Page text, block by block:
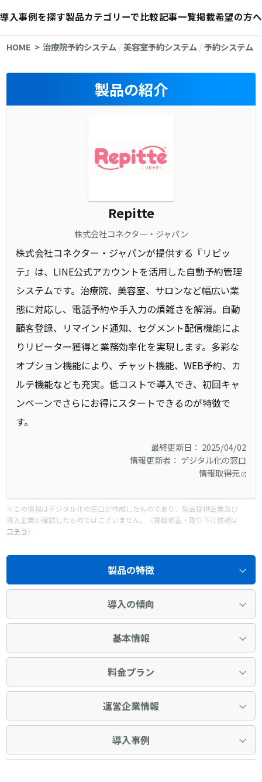
導入事例を探す製品カテゴリーで比較記事一覧掲載希望の方へ
HOME 治療院予約システム/美容室予約システム/予約システム
製品の紹介
Repitte
株式会社コネクター・ジャパン
株式会社コネクター・ジャパンが提供する『リピッ
テ』は、LINE公式アカウントを活用した自動予約管理
システムです。治療院、美容室、サロンなど幅広い業
態に対応し、電話予約や手入力の煩雑さを解消。自動
顧客登録、リマインド通知、セグメント配信機能によ
りリピーター獲得と業務効率化を実現します。多彩な
オプション機能により、チャット機能、WEB予約、カ
ルテ機能なども充実。低コストで導入でき、初回キャ
ンペーンでさらにお得にスタートできるのが特徴で
す。
最終更新日： 2025/04/02
情報更新者： デジタル化の窓口
情報取得元
※この情報はデジタル化の窓口が作成したものであり、製品提供企業及び
導入企業が確認したものではございません。（掲載修正・取り下げ依頼は
コチラ）
製品の特徴
導入の傾向
基本情報
料金プラン
運営企業情報
導入事例